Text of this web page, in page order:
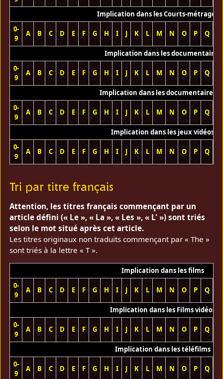
Implication dans les Courts-métrages
0-
9
A B C D E F G H I J K L M N O P Q
Implication dans les documentaires
0-
9
A B C D E F G H I J K L M N O P Q
Implication dans les documentaires
0-
9
A B C D E F G H I J K L M N O P Q
Implication dans les jeux vidéos
0-
9
A B C D E F G H I J K L M N O P Q
Tri par titre français
Attention, les titres français commençant par un
article défini (« Le », « La », « Les », « L' ») sont triés
selon le mot situé après cet article.
Les titres originaux non traduits commençant par « The »
sont triés à la lettre « T ».
Implication dans les films
0-
9
A B C D E F G H I J K L M N O P Q
Implication dans les Films vidéos
0-
9
A B C D E F G H I J K L M N O P Q
Implication dans les téléfilms
0-
9
A B C D E F G H I J K L M N O P Q